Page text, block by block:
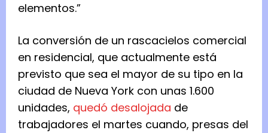
elementos.”
La conversión de un rascacielos comercial
en residencial, que actualmente está
previsto que sea el mayor de su tipo en la
ciudad de Nueva York con unas 1.600
unidades, quedó desalojada de
trabajadores el martes cuando, presas del